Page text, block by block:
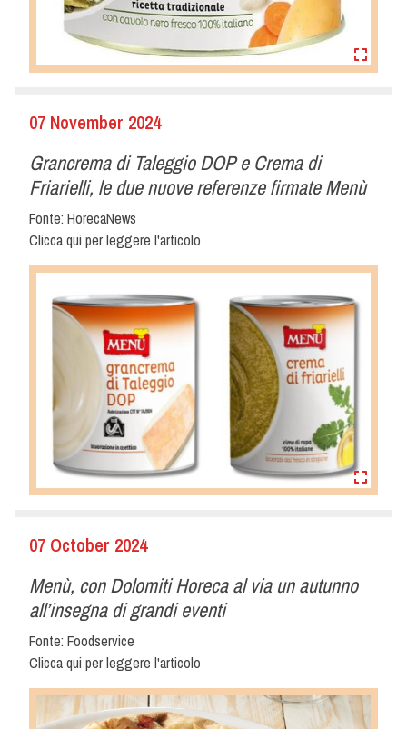
07 November 2024
Grancrema di Taleggio DOP e Crema di
Friarielli, le due nuove referenze firmate Menù
Fonte: HorecaNews
Clicca qui per leggere l'articolo
07 October 2024
Menù, con Dolomiti Horeca al via un autunno
all’insegna di grandi eventi
Fonte: Foodservice
Clicca qui per leggere l'articolo